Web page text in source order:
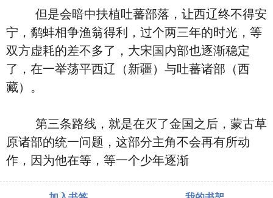
但是会暗中扶植吐蕃部落，让西辽终不得安
宁，鹬蚌相争渔翁得利，过个两三年的时光，等
双方虚耗的差不多了，大宋国内部也逐渐稳定
了，在一举荡平西辽（新疆）与吐蕃诸部（西
藏）。
第三条路线，就是在灭了金国之后，蒙古草
原诸部的统一问题，这部分主角不会再有所动
作，因为他在等，等一个少年逐渐